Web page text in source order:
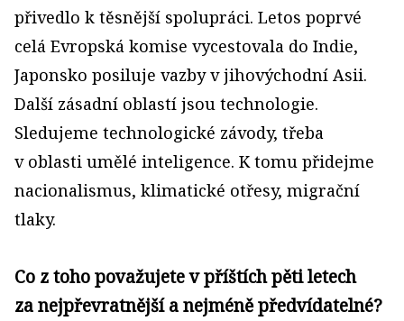
přivedlo k těsnější spolupráci. Letos poprvé
celá Evropská komise vycestovala do Indie,
Japonsko posiluje vazby v jihovýchodní Asii.
Další zásadní oblastí jsou technologie.
Sledujeme technologické závody, třeba
v oblasti umělé inteligence. K tomu přidejme
nacionalismus, klimatické otřesy, migrační
tlaky.
Co z toho považujete v příštích pěti letech
za nejpřevratnější a nejméně předvídatelné?